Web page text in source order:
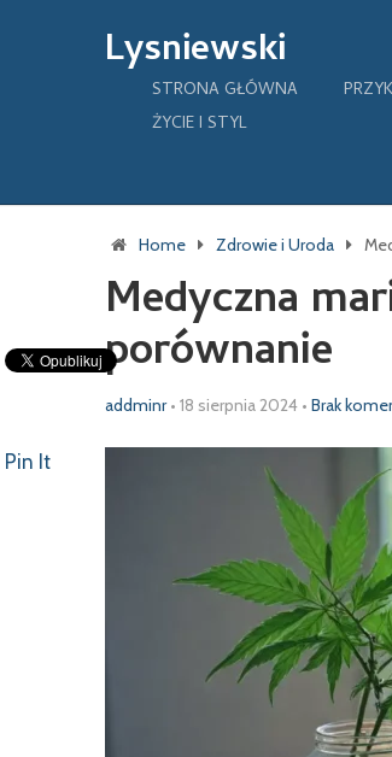
Lysniewski
STRONA GŁÓWNA
ŻYCIE I STYL
Home Zdrowie i Uroda
Medyczna
porównanie
addminr • 18 sierpnia 2024 • Brak
Pin It